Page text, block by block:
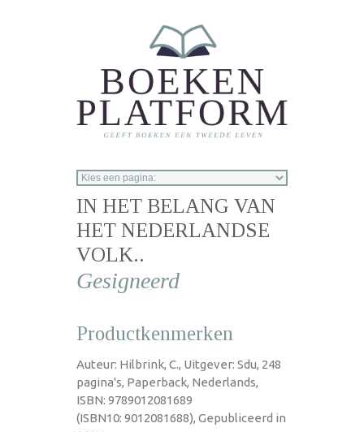
IN HET BELANG VAN
HET NEDERLANDSE
VOLK..
gesigneerd
Productkenmerken
Auteur: Hilbrink, C., Uitgever: Sdu, 248
pagina's, Paperback, Nederlands,
ISBN: 9789012081689
(ISBN10: 9012081688), Gepubliceerd in